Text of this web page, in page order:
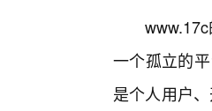
一个孤立的
是个人用户